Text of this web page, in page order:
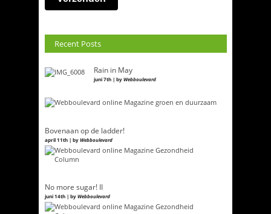
Recent Posts
Rain in May
juni 7th | byWebboulevard
Bovenaan op de ladder!
april 11th | byWebboulevard
No more sugar! II
juni 14th | byWebboulevard